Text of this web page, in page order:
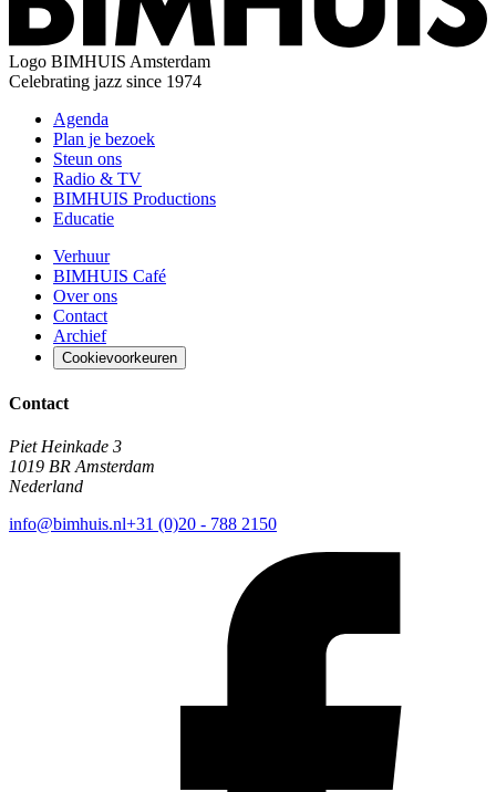
Logo BIMHUIS Amsterdam
Celebrating jazz since 1974
Agenda
Plan je bezoek
Steun ons
Radio & TV
BIMHUIS Productions
Educatie
Verhuur
BIMHUIS Café
Over ons
Contact
Archief
Cookievoorkeuren
Contact
Piet Heinkade 3
1019 BR Amsterdam
Nederland
info@bimhuis.nl+31 (0)20 - 788 2150